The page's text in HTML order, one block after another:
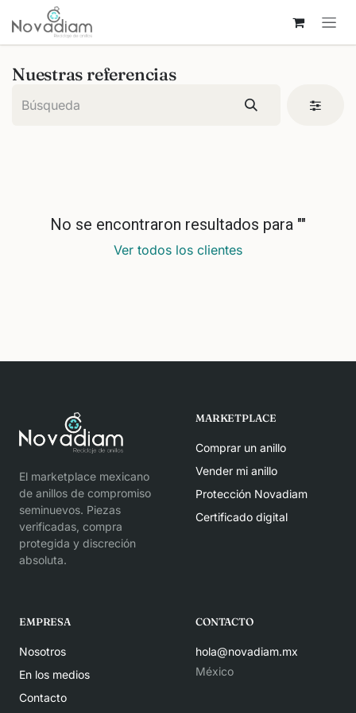
Ir al contenido
Nuestras referencias
No se encontraron resultados para ""
Ver todos los clientes
El marketplace mexicano
de anillos de compromiso
seminuevos. Piezas
verificadas, compra
protegida y discreción
absoluta.
MARKETPLACE
Comprar un anillo
Vender mi anillo
Protección Novadiam
Certificado digital
EMPRESA
Nosotros
En los medios
Contacto
CONTACTO
hola@novadiam.mx
México